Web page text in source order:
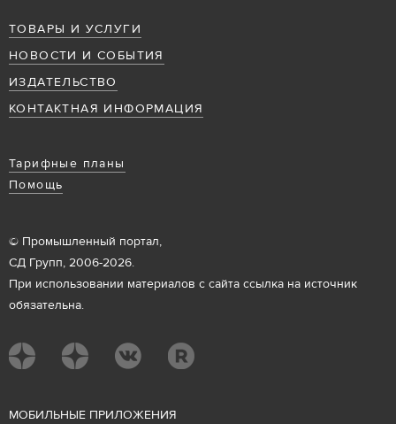
ТОВАРЫ И УСЛУГИ
НОВОСТИ И СОБЫТИЯ
ИЗДАТЕЛЬСТВО
КОНТАКТНАЯ ИНФОРМАЦИЯ
Тарифные планы
Помощь
© Промышленный портал,
СД Групп, 2006-2026.
При использовании материалов с сайта ссылка на источник
обязательна.
МОБИЛЬНЫЕ ПРИЛОЖЕНИЯ